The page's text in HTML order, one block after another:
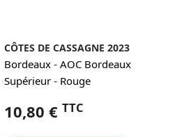
CÔTES DE CASSAGNE 2023
Bordeaux - AOC Bordeaux
Supérieur - Rouge
10,80 € TTC